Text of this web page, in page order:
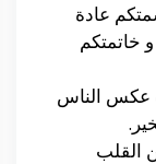
عادة
خاتمتكم
عكس الناس
القلب